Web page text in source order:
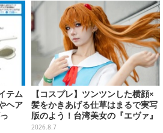
テム
ヘア
【コスプレ】ツンツンした横顔×
髪をかきあげる仕草はまるで実写
版のよう！台湾美女の『エヴァ』
制服アスカが美しすぎた【写真8
2026.8.7